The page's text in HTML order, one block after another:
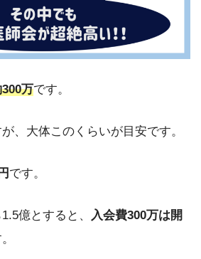
万です。
、大体このくらいが目安です。
です。
億とすると、 入会費300万は開